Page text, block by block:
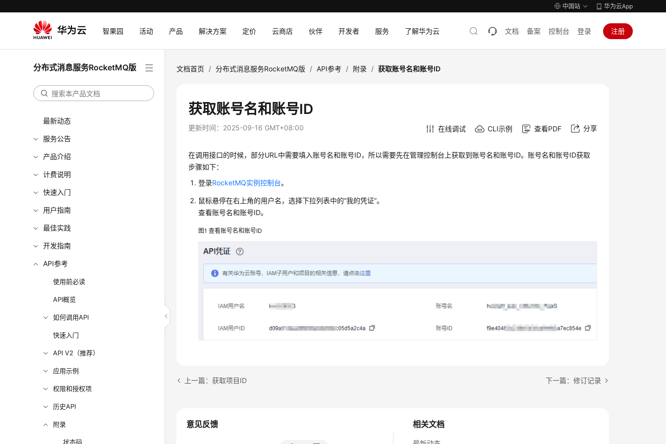
中国站 华为云App
智果园 活动 产品 解决方案 定价 云商店 伙伴 开发者 服务 了解华为云 文档 备案 控制台 登录 注册
分布式消息服务RocketMQ版
最新动态
服务公告
产品介绍
计费说明
快速入门
用户指南
最佳实践
开发指南
API参考
使用前必读
API概览
如何调用API
快速入门
API V2（推荐）
应用示例
权限和授权项
历史API
附录
状态码
文档首页 / 分布式消息服务RocketMQ版 / API参考 / 附录 / 获取账号名和账号ID
获取账号名和账号ID
更新时间： 2025-09-16 GMT+08:00 在线调试 CLI示例 查看PDF 分享
在调用接口的时候，部分URL中需要填入账号名和账号ID，所以需要先在管理控制台上获取到账号名和账号ID。账号名和账号ID获取
步骤如下：
登录RocketMQ实例控制台。
鼠标悬停在右上角的用户名，选择下拉列表中的“我的凭证”。
查看账号名和账号ID。
图1查看账号名和账号ID
上一篇：获取项目ID 下一篇：修订记录
相关文档
意见反馈